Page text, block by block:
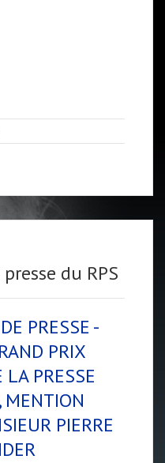
du RPS
PRESSE -
PRIX
PRESSE
MENTION
PIERRE